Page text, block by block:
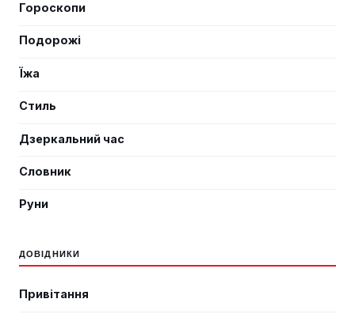
Гороскопи
Подорожі
Їжа
Стиль
Дзеркальний час
Словник
Руни
ДОВІДНИКИ
Привітання